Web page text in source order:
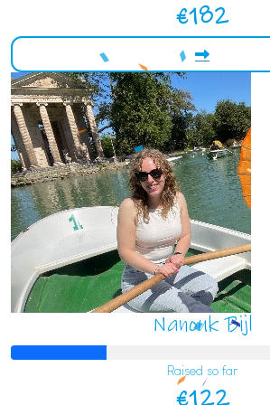
€182
Nanouk Bijl
Raised so far
€122